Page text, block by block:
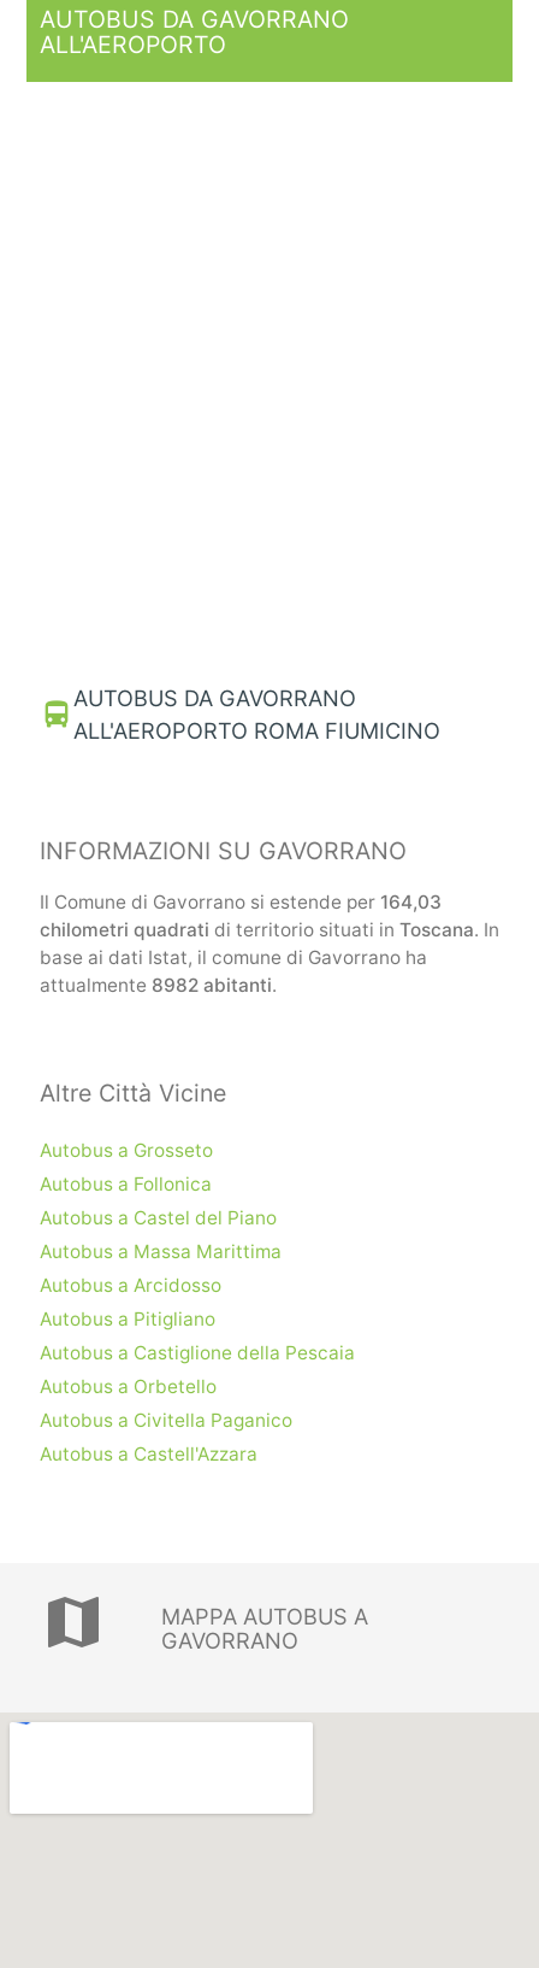
AUTOBUS DA GAVORRANO
ALL'AEROPORTO
directions_bus AUTOBUS DA GAVORRANO
ALL'AEROPORTO ROMA FIUMICINO
INFORMAZIONI SU GAVORRANO
Il Comune di Gavorrano si estende per 164,03
chilometri quadrati di territorio situati in Toscana. In
base ai dati Istat, il comune di Gavorrano ha
attualmente 8982 abitanti.
Altre Città Vicine
Autobus a Grosseto
Autobus a Follonica
Autobus a Castel del Piano
Autobus a Massa Marittima
Autobus a Arcidosso
Autobus a Pitigliano
Autobus a Castiglione della Pescaia
Autobus a Orbetello
Autobus a Civitella Paganico
Autobus a Castell'Azzara
map
MAPPA AUTOBUS A
GAVORRANO